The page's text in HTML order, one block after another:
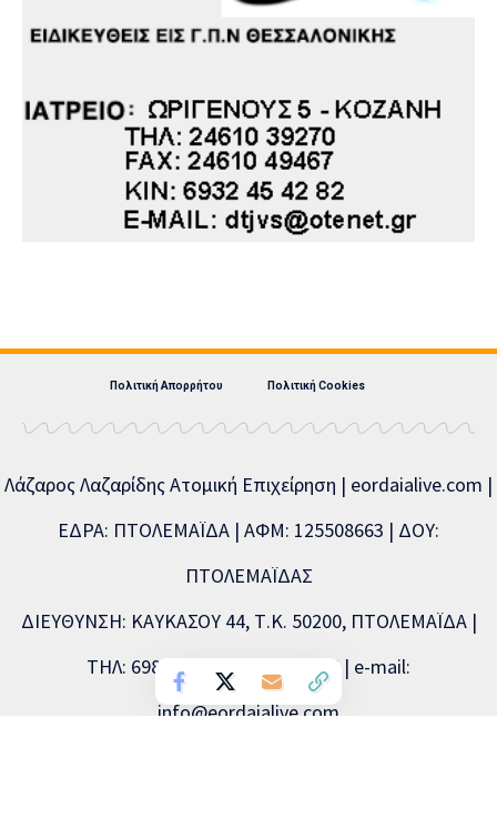
Πολιτική Απορρήτου Πολιτική Cookies
Λάζαρος Λαζαρίδης Ατομική Επιχείρηση | eordaialive.com |
ΕΔΡΑ: ΠΤΟΛΕΜΑΪΔΑ | ΑΦΜ: 125508663 | ΔΟΥ:
ΠΤΟΛΕΜΑΪΔΑΣ
ΔΙΕΥΘΥΝΣΗ: ΚΑΥΚΑΣΟΥ 44, Τ.Κ. 50200, ΠΤΟΛΕΜΑΪΔΑ |
ΤΗΛ: 6981893715, 2463504856 | e-mail:
info@eordaialive.com